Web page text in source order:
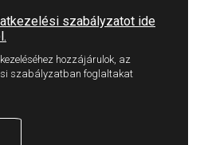
szabályzatot ide
hozzájárulok, az
foglaltakat